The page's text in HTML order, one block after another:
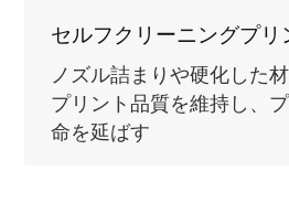
セルフクリーニングプリ
ノズル詰まりや硬化した
プリント品質を維持し、
命を延ばす